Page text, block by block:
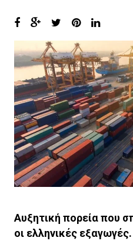
Αυξητική πορεία που
οι ελληνικές